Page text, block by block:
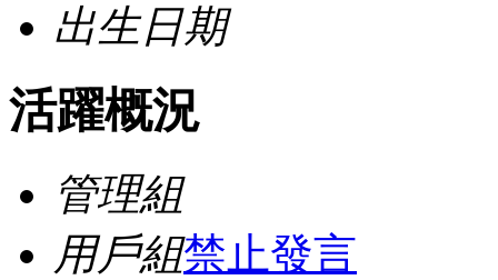
出生日期
活躍概況
管理組
用戶組禁止發言